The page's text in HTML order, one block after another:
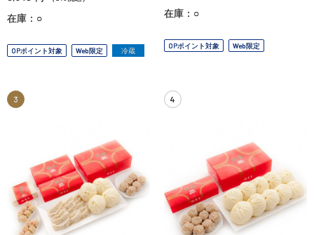
在庫：○
OPポイント対象 Web限定 冷蔵
在庫：○
OPポイント対象 Web限定
3 4